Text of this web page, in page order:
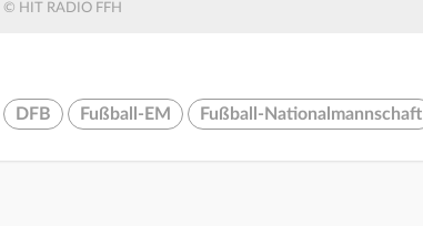
© HIT RADIO FFH
DFB Fußball-EM Fußball-Nationalmannschaft